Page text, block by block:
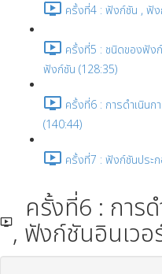
ครั้งที่4 : ฟังก์ชัน , ฟั
ครั้งที่5 : ชนิดของฟัง
ฟังก์ชัน (128:35)
ครั้งที่6 : การดำเนิน
(140:44)
ครั้งที่7 : ฟังก์ชันประ
ครั้งที่6 : การ
, ฟังก์ชันอินเวอ